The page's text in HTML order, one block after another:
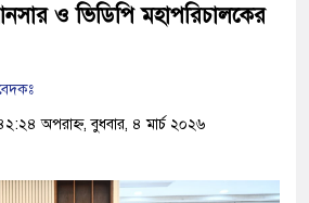
আনসার ও ভিডিপি মহাপরিচালকের
অপরাহ্ন, বুধবার, ৪ মার্চ ২০২৬